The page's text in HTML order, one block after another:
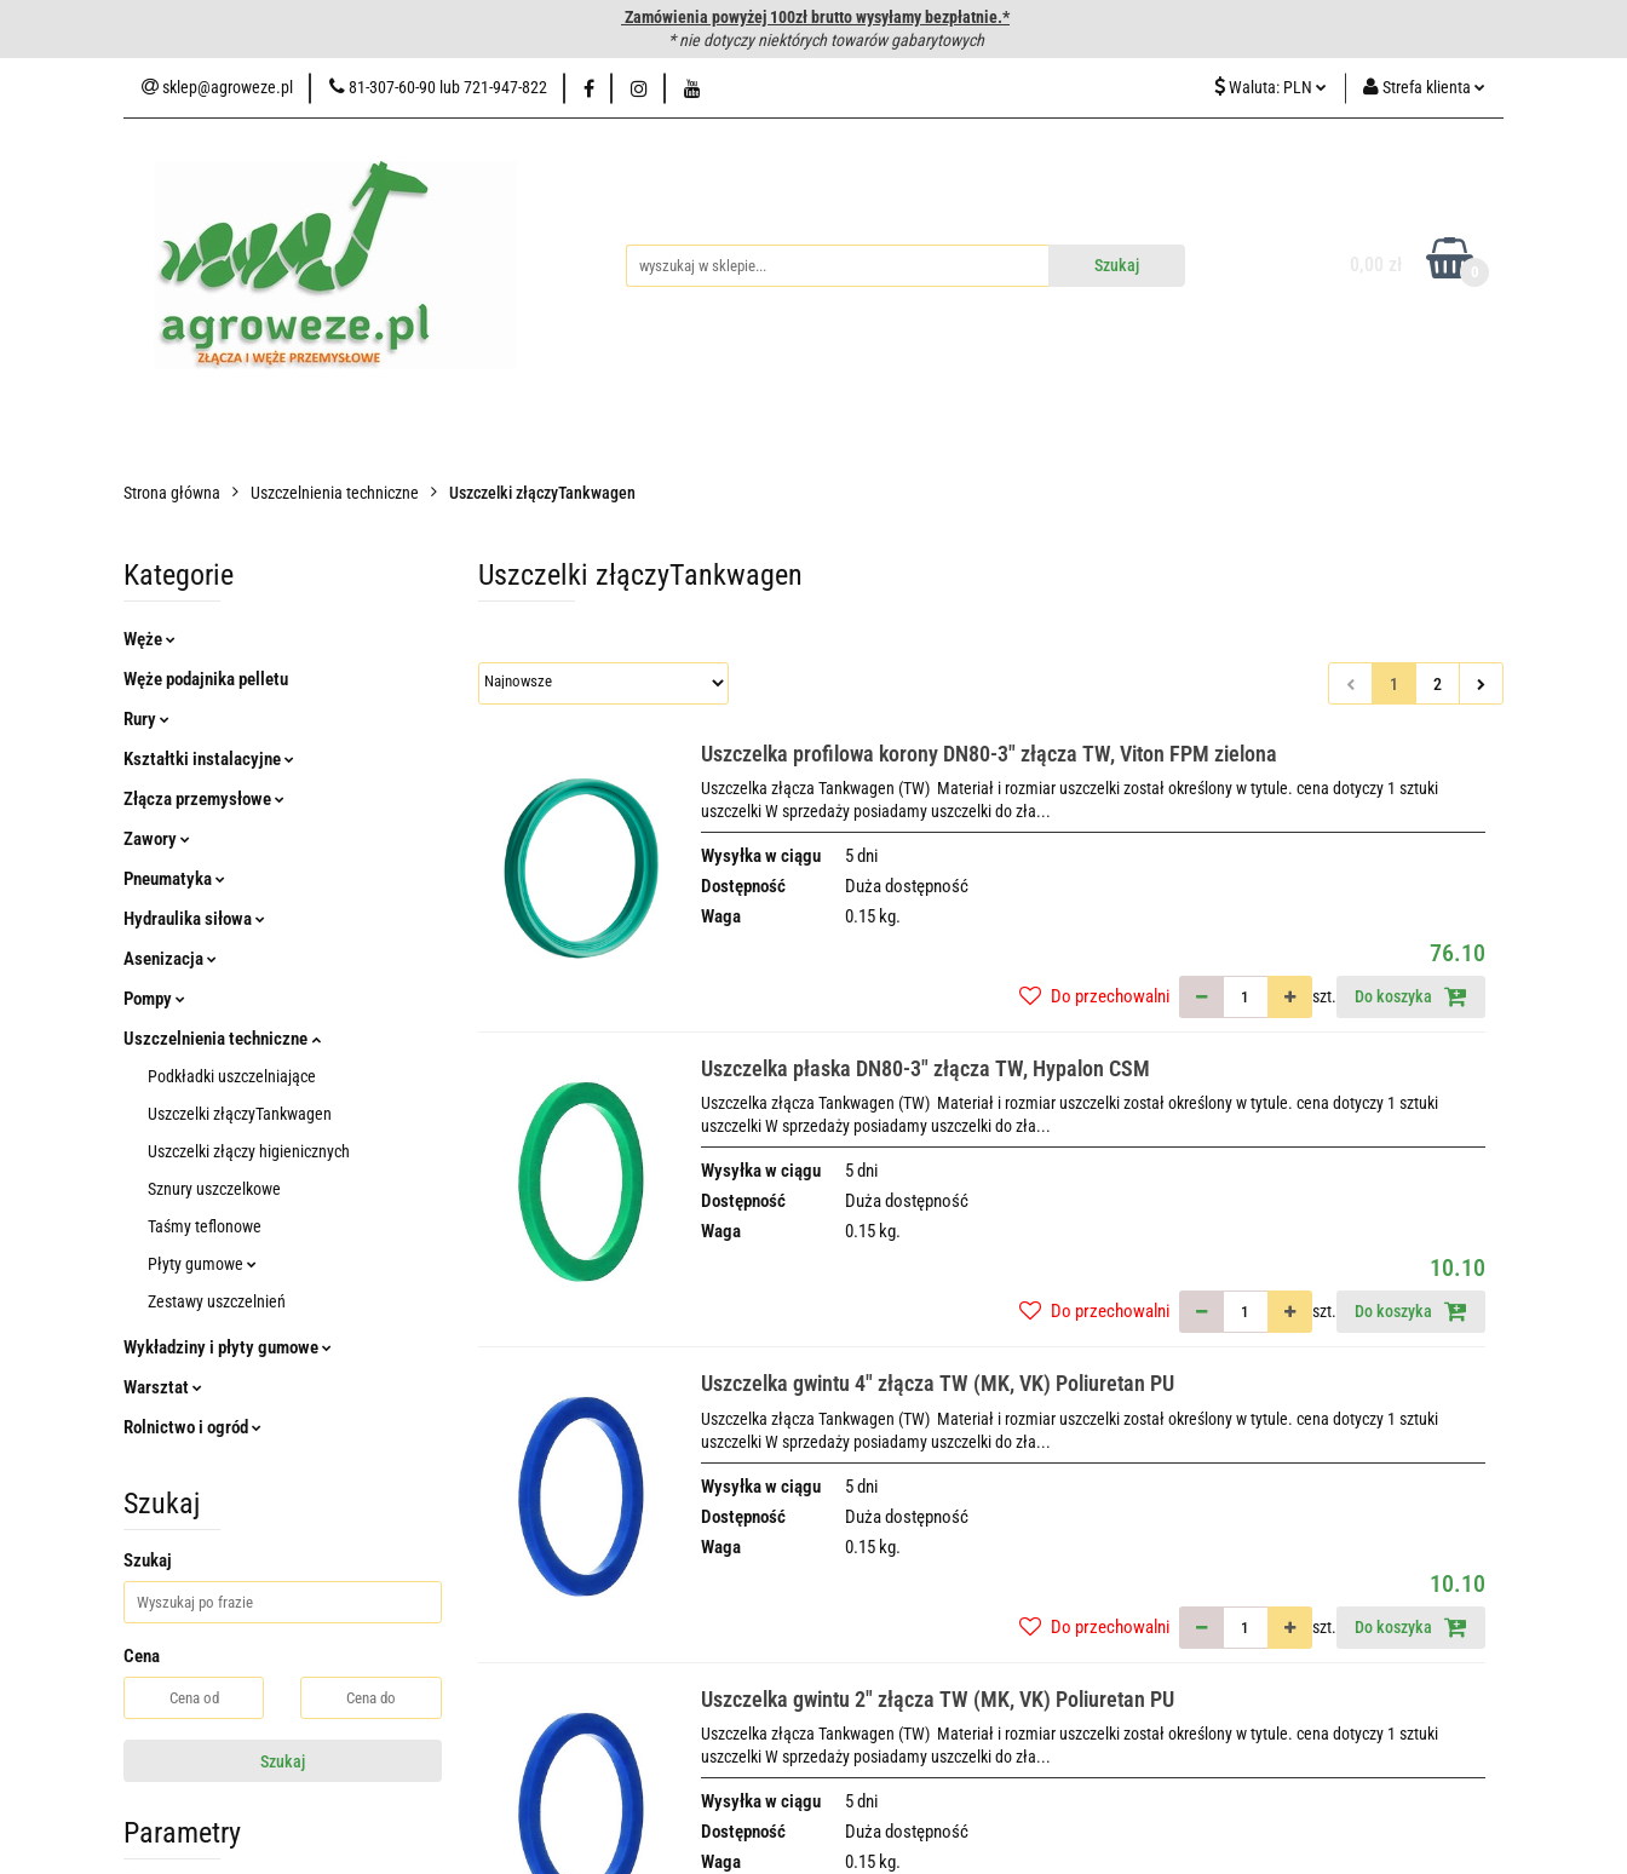
Zamówienia powyżej 100zł brutto wysyłamy bezpłatnie.*
* nie dotyczy niektórych towarów gabarytowych
sklep@agroweze.pl 81-307-60-90 lub 721-947-822 Waluta: PLN Strefa klienta
Zakuwanie węży hydraulicznych Hurtownia Napisz do nas
Strona główna Uszczelnienia techniczne Uszczelki złączyTankwagen
Kategorie
Węże
Węże podajnika pelletu
Rury
Kształtki instalacyjne
Złącza przemysłowe
Zawory
Pneumatyka
Hydraulika siłowa
Asenizacja
Pompy
Uszczelnienia techniczne
Podkładki uszczelniające
Uszczelki złączyTankwagen
Uszczelki złączy higienicznych
Sznury uszczelkowe
Taśmy teflonowe
Płyty gumowe
Zestawy uszczelnień
Wykładziny i płyty gumowe
Warsztat
Rolnictwo i ogród
Szukaj
Szukaj
Cena
Szukaj
Parametry
Uszczelki złączyTankwagen
1 2
Uszczelka profilowa korony DN80-3" złącza TW, Viton FPM zielona
Uszczelka złącza Tankwagen (TW) Materiał i rozmiar uszczelki został określony w tytule. cena dotyczy 1 sztuki
uszczelki W sprzedaży posiadamy uszczelki do zła...
Wysyłka w ciągu
5 dni
Dostępność
Duża dostępność
Waga
0.15 kg.
76.10
szt. Do koszyka
Do przechowalni
Uszczelka płaska DN80-3" złącza TW, Hypalon CSM
Uszczelka złącza Tankwagen (TW) Materiał i rozmiar uszczelki został określony w tytule. cena dotyczy 1 sztuki
uszczelki W sprzedaży posiadamy uszczelki do zła...
Wysyłka w ciągu
5 dni
Dostępność
Duża dostępność
Waga
0.15 kg.
10.10
szt. Do koszyka
Do przechowalni
Uszczelka gwintu 4" złącza TW (MK, VK) Poliuretan PU
Uszczelka złącza Tankwagen (TW) Materiał i rozmiar uszczelki został określony w tytule. cena dotyczy 1 sztuki
uszczelki W sprzedaży posiadamy uszczelki do zła...
Wysyłka w ciągu
5 dni
Dostępność
Duża dostępność
Waga
0.15 kg.
10.10
szt. Do koszyka
Do przechowalni
Uszczelka gwintu 2" złącza TW (MK, VK) Poliuretan PU
Uszczelka złącza Tankwagen (TW) Materiał i rozmiar uszczelki został określony w tytule. cena dotyczy 1 sztuki
uszczelki W sprzedaży posiadamy uszczelki do zła...
Wysyłka w ciągu
5 dni
Dostępność
Duża dostępność
Waga
0.15 kg.